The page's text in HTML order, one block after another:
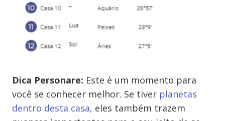
Dica Personare: Este é um momento para
você se conhecer melhor. Se tiver planetas
dentro desta casa, eles também trazem